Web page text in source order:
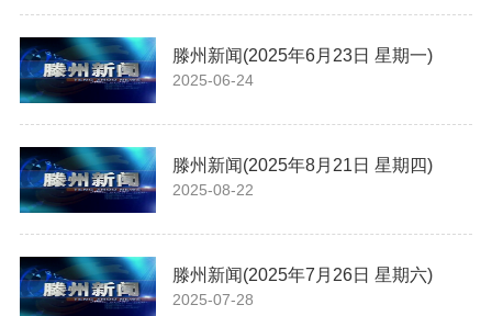
滕州新闻(2025年6月23日 星期一)
2025-06-24
滕州新闻(2025年8月21日 星期四)
2025-08-22
滕州新闻(2025年7月26日 星期六)
2025-07-28